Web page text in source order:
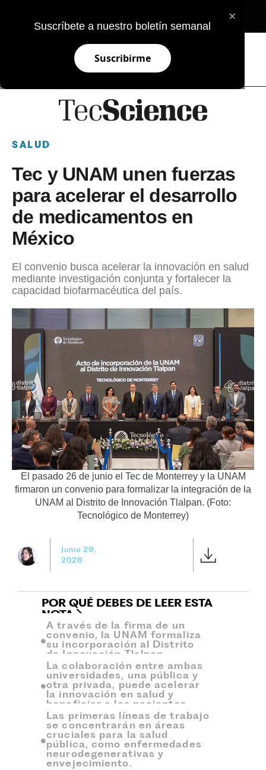
×
Suscríbete a nuestro boletín semanal
Suscribirme
SALUD
Tec y UNAM unen fuerzas
para acelerar el desarrollo
de medicamentos en
México
El convenio busca acelerar la innovación en salud
mediante investigación conjunta y fortalecer la
capacidad biofarmacéutica del país.
El pasado 26 de junio el Tec de Monterrey y la UNAM
firmaron un convenio para formalizar la integración de la
UNAM al Distrito de Innovación Tlalpan. (Foto:
Tecnológico de Monterrey)
Junio 29,
2026
POR QUÉ DEBES DE LEER ESTA
NOTA
A través de la firma de un
convenio, la UNAM formaliza
su incorporación al Distrito
de Innovación Tlalpan.
La colaboración entre ambas
universidades, una pública y
otra privada, puede acelerar
la innovación en salud y
beneficiar a los pacientes.
Las primeras líneas de trabajo
se concentrarán en áreas
cruciales para la salud
pública, como enfermedades
neurodegenerativas y
envejecimiento.